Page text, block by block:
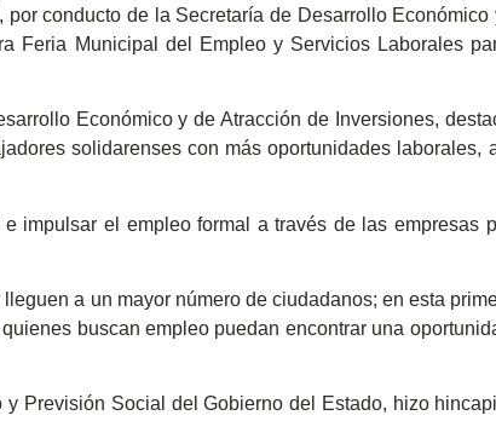
conducto de la Secretaría de Desarrollo Económico
Feria Municipal del Empleo y Servicios Laborales
Económico y de Atracción de Inversiones,
solidarenses con más oportunidades laborales,
impulsar el empleo formal a través de las empresas
a un mayor número de ciudadanos; en esta
buscan empleo puedan encontrar una
Previsión Social del Gobierno del Estado, hizo